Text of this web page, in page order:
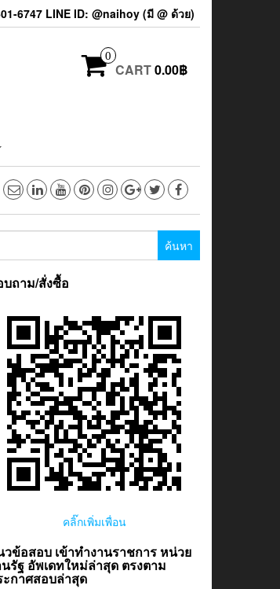
6747 LINE ID: @naihoy (มี @ ด้วย)
0
CART0.00฿
บถาม/สั่งซื้อ
คลิ๊กเพิ่มเพื่อน
วข้อสอบ เข้าทำงานราชการ หน่วย
นรัฐ อัพเดทใหม่ล่าสุด ตรงตาม
ะกาศสอบล่าสุด